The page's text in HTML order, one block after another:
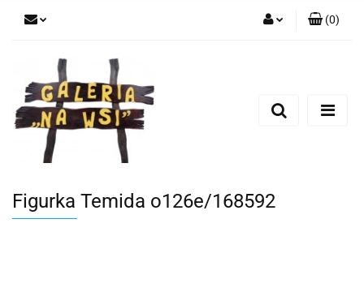
Dodaj zgłoszenie
(0)
Figurka Temida o126e/168592